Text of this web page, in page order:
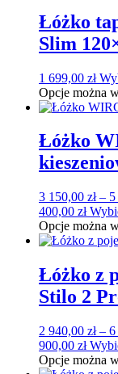
Łóżko
Slim
1 699,00 zł
Opcje można
Łóżko
3 150,00 zł –
400,00 zł
Opcje można
Łóżko z
Stilo 2
2 940,00 zł – 6
900,00 zł
Opcje można